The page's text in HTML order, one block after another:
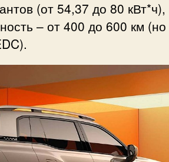
(от 54,37 до 80 кВт*ч),
– от 400 до 600 км